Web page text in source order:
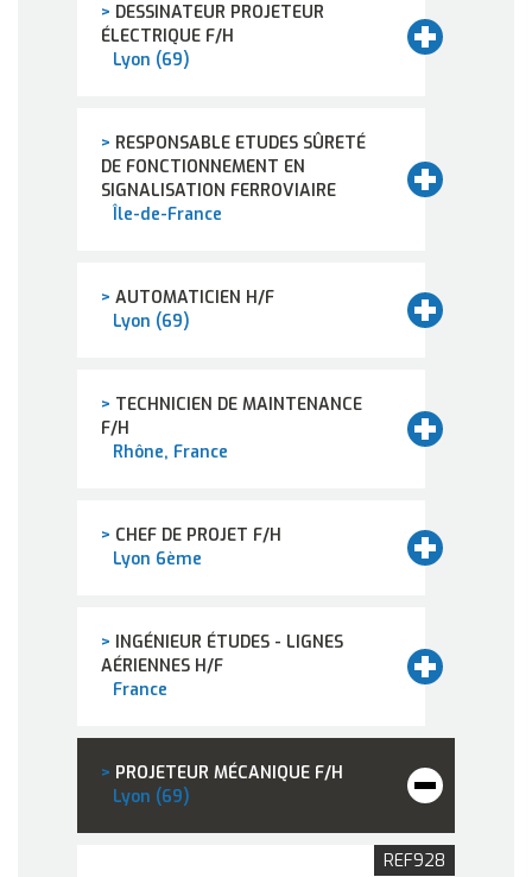
> DESSINATEUR PROJETEUR
ÉLECTRIQUE F/H
Lyon (69)
> RESPONSABLE ETUDES SÛRETÉ
DE FONCTIONNEMENT EN
SIGNALISATION FERROVIAIRE
Île-de-France
> AUTOMATICIEN H/F
Lyon (69)
> TECHNICIEN DE MAINTENANCE
F/H
Rhône, France
> CHEF DE PROJET F/H
Lyon 6ème
> INGÉNIEUR ÉTUDES - LIGNES
AÉRIENNES H/F
France
> PROJETEUR MÉCANIQUE F/H
Lyon (69)
REF928